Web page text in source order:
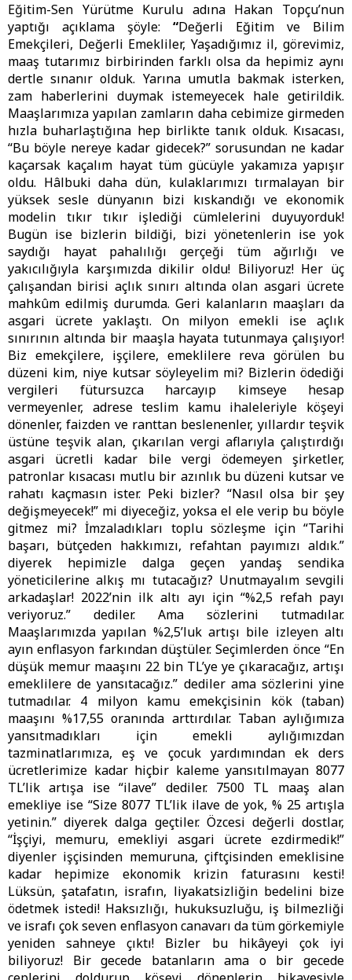
Eğitim-Sen Yürütme Kurulu adına Hakan Topçu’nun
yaptığı açıklama şöyle: “Değerli Eğitim ve Bilim
Emekçileri, Değerli Emekliler, Yaşadığımız il, görevimiz,
maaş tutarımız birbirinden farklı olsa da hepimiz aynı
dertle sınanır olduk. Yarına umutla bakmak isterken,
zam haberlerini duymak istemeyecek hale getirildik.
Maaşlarımıza yapılan zamların daha cebimize girmeden
hızla buharlaştığına hep birlikte tanık olduk. Kısacası,
“Bu böyle nereye kadar gidecek?” sorusundan ne kadar
kaçarsak kaçalım hayat tüm gücüyle yakamıza yapışır
oldu. Hâlbuki daha dün, kulaklarımızı tırmalayan bir
yüksek sesle dünyanın bizi kıskandığı ve ekonomik
modelin tıkır tıkır işlediği cümlelerini duyuyorduk!
Bugün ise bizlerin bildiği, bizi yönetenlerin ise yok
saydığı hayat pahalılığı gerçeği tüm ağırlığı ve
yakıcılığıyla karşımızda dikilir oldu! Biliyoruz! Her üç
çalışandan birisi açlık sınırı altında olan asgari ücrete
mahkûm edilmiş durumda. Geri kalanların maaşları da
asgari ücrete yaklaştı. On milyon emekli ise açlık
sınırının altında bir maaşla hayata tutunmaya çalışıyor!
Biz emekçilere, işçilere, emeklilere reva görülen bu
düzeni kim, niye kutsar söyleyelim mi? Bizlerin ödediği
vergileri fütursuzca harcayıp kimseye hesap
vermeyenler, adrese teslim kamu ihaleleriyle köşeyi
dönenler, faizden ve ranttan beslenenler, yıllardır teşvik
üstüne teşvik alan, çıkarılan vergi aflarıyla çalıştırdığı
asgari ücretli kadar bile vergi ödemeyen şirketler,
patronlar kısacası mutlu bir azınlık bu düzeni kutsar ve
rahatı kaçmasın ister. Peki bizler? “Nasıl olsa bir şey
değişmeyecek!” mi diyeceğiz, yoksa el ele verip bu böyle
gitmez mi? İmzaladıkları toplu sözleşme için “Tarihi
başarı, bütçeden hakkımızı, refahtan payımızı aldık.”
diyerek hepimizle dalga geçen yandaş sendika
yöneticilerine alkış mı tutacağız? Unutmayalım sevgili
arkadaşlar! 2022’nin ilk altı ayı için “%2,5 refah payı
veriyoruz.” dediler. Ama sözlerini tutmadılar.
Maaşlarımızda yapılan %2,5’luk artışı bile izleyen altı
ayın enflasyon farkından düştüler. Seçimlerden önce “En
düşük memur maaşını 22 bin TL’ye ye çıkaracağız, artışı
emeklilere de yansıtacağız.” dediler ama sözlerini yine
tutmadılar. 4 milyon kamu emekçisinin kök (taban)
maaşını %17,55 oranında arttırdılar. Taban aylığımıza
yansıtmadıkları için emekli aylığımızdan
tazminatlarımıza, eş ve çocuk yardımından ek ders
ücretlerimize kadar hiçbir kaleme yansıtılmayan 8077
TL’lik artışa ise “ilave” dediler. 7500 TL maaş alan
emekliye ise “Size 8077 TL’lik ilave de yok, % 25 artışla
yetinin.” diyerek dalga geçtiler. Özcesi değerli dostlar,
“İşçiyi, memuru, emekliyi asgari ücrete ezdirmedik!”
diyenler işçisinden memuruna, çiftçisinden emeklisine
kadar hepimize ekonomik krizin faturasını kesti!
Lüksün, şatafatın, israfın, liyakatsizliğin bedelini bize
ödetmek istedi! Haksızlığı, hukuksuzluğu, iş bilmezliği
ve israfı çok seven enflasyon canavarı da tüm görkemiyle
yeniden sahneye çıktı! Bizler bu hikâyeyi çok iyi
biliyoruz! Bir gecede batanların ama o bir gecede